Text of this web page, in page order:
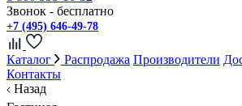
Звонок - бесплатно
+7 (495) 646-49-78
Каталог Распродажа Производители
Контакты
Назад